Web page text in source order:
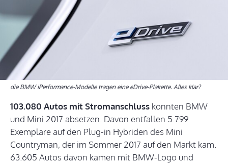
die BMW iPerformance-Modelle tragen eine eDrive-Plakette. Alles klar?
103.080 Autos mit Stromanschluss konnten BMW
und Mini 2017 absetzen. Davon entfallen 5.799
Exemplare auf den Plug-in Hybriden des Mini
Countryman, der im Sommer 2017 auf den Markt kam.
63.605 Autos davon kamen mit BMW-Logo und